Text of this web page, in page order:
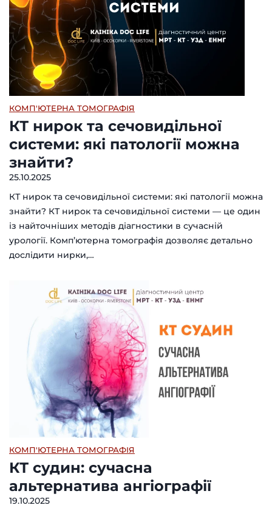
КОМП'ЮТЕРНА ТОМОГРАФІЯ
КТ нирок та сечовидільної
системи: які патології можна
знайти?
25.10.2025
КТ нирок та сечовидільної системи: які патології можна
знайти? КТ нирок та сечовидільної системи — це один
із найточніших методів діагностики в сучасній
урології. Комп’ютерна томографія дозволяє детально
дослідити нирки,…
КОМП'ЮТЕРНА ТОМОГРАФІЯ
КТ судин: сучасна
альтернатива ангіографії
19.10.2025